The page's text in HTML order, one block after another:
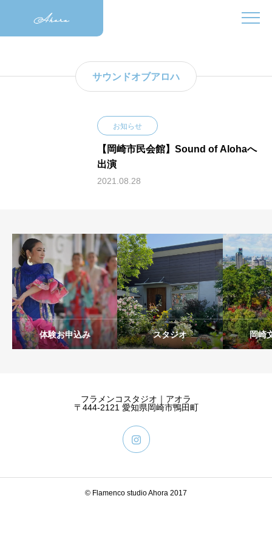
サウンドオブアロハ
お知らせ
【岡崎市民会館】Sound of Alohaへ
出演
2021.08.28
体験お申込み スタジオ 岡崎
フラメンコスタジオ｜アオラ
〒444-2121 愛知県岡崎市鴨田町
© Flamenco studio Ahora 2017